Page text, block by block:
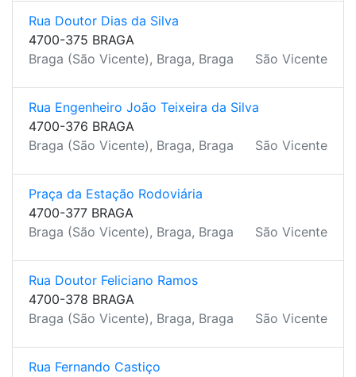
Rua Doutor Dias da Silva
4700-375 BRAGA
Braga (São Vicente), Braga, Braga
São Vicente
Rua Engenheiro João Teixeira da Silva
4700-376 BRAGA
Braga (São Vicente), Braga, Braga
São Vicente
Praça da Estação Rodoviária
4700-377 BRAGA
Braga (São Vicente), Braga, Braga
São Vicente
Rua Doutor Feliciano Ramos
4700-378 BRAGA
Braga (São Vicente), Braga, Braga
São Vicente
Rua Fernando Castiço